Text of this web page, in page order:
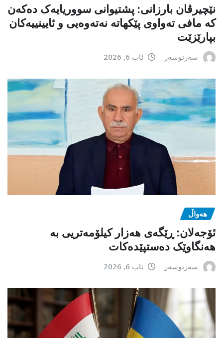
نێچیرڤان بارزانی: پشتیوانی سووریایەک دەکەن
کە مافی تەواوی پێکهاتە نەتەوەیی و ئایینییەکان
بپارێزێت
سەرنوسەر ئاب 6, 2026
هەواڵ
ئۆجەلان: ڕێگەی هەزار کیلۆمەتریی بە
هەنگاوێک دەستپێدەکات
سەرنوسەر ئاب 6, 2026